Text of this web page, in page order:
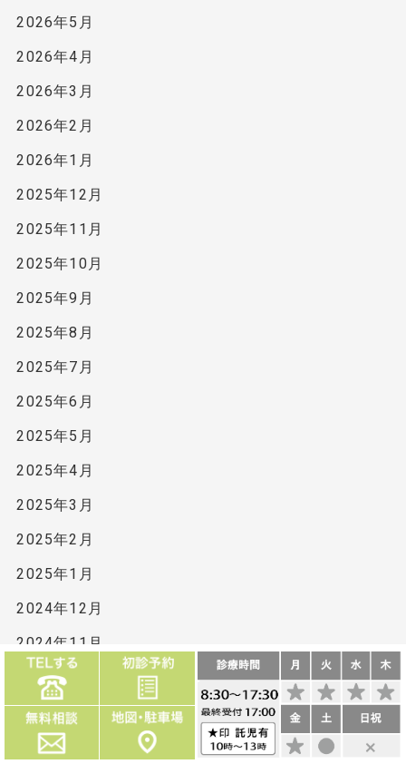
2026年5月
2026年4月
2026年3月
2026年2月
2026年1月
2025年12月
2025年11月
2025年10月
2025年9月
2025年8月
2025年7月
2025年6月
2025年5月
2025年4月
2025年3月
2025年2月
2025年1月
2024年12月
2024年11月
2024年10月
2024年9月
2024年8月